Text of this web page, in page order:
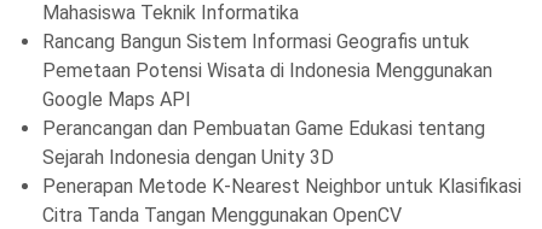
Mahasiswa Teknik Informatika
Rancang Bangun Sistem Informasi Geografis untuk
Pemetaan Potensi Wisata di Indonesia Menggunakan
Google Maps API
Perancangan dan Pembuatan Game Edukasi tentang
Sejarah Indonesia dengan Unity 3D
Penerapan Metode K-Nearest Neighbor untuk Klasifikasi
Citra Tanda Tangan Menggunakan OpenCV